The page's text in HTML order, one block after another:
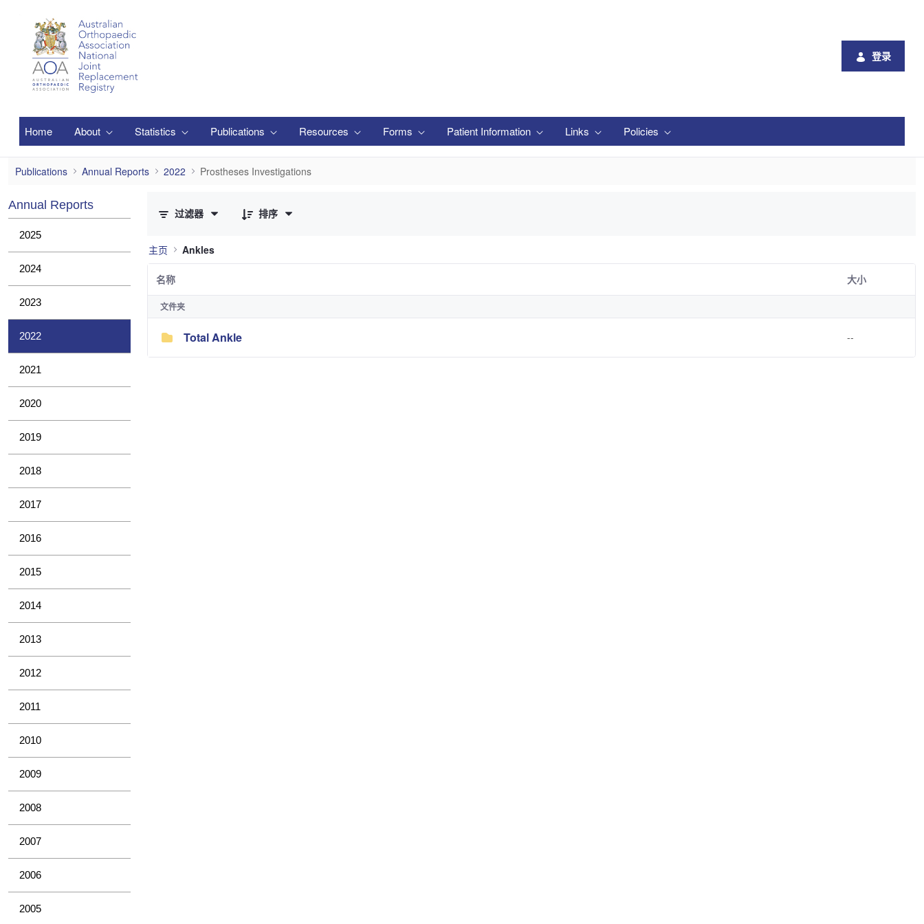
登录
Home About Statistics Publications Resources Forms Patient Information Links Policies
Prostheses Investigations
Publications Annual Reports 2022 Prostheses Investigations
Annual Reports
2025
2024
2023
2022
2021
2020
2019
2018
2017
2016
2015
2014
2013
2012
2011
2010
2009
2008
2007
2006
2005
过滤器
排序
主页 Ankles
名称 大小
文件夹
Total Ankle --